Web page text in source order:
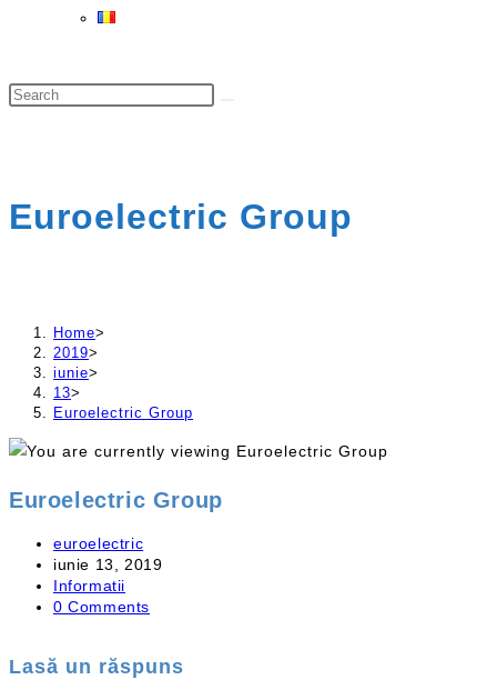
Search
Euroelectric Group
Home>
2019>
iunie>
13>
Euroelectric Group
Euroelectric Group
Post
author:
euroelectric
Post
published:
iunie 13, 2019
Post
category:
Informatii
Post
0 Comments
Lasă un răspuns